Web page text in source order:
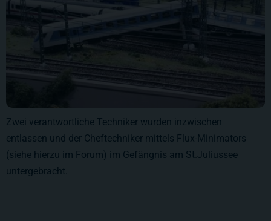
Zwei verantwortliche Techniker wurden inzwischen
entlassen und der Cheftechniker mittels Flux-Minimators
(siehe hierzu im Forum) im Gefängnis am St.Juliussee
untergebracht.